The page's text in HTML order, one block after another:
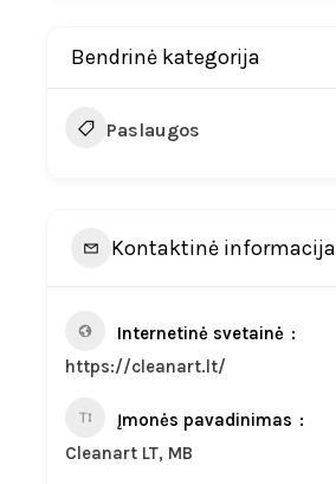
Bendrinė kategorija
Paslaugos
Kontaktinė informacija
Internetinė svetainė
https://cleanart.lt/
Įmonės pavadinimas
Cleanart LT, MB